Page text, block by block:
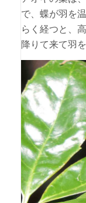
で、蝶が羽を
らく経つと、
降りて来て羽